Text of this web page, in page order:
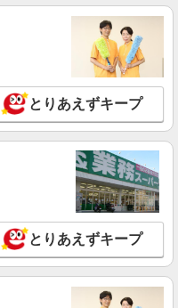
とりあえずキープ
とりあえずキープ